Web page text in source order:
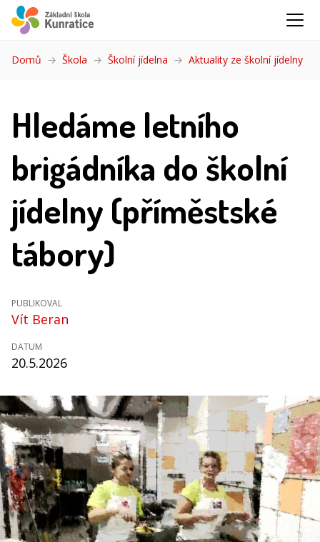
Domů Škola Školní jídelna Aktuality ze školní jídelny
Hledáme letního
brigádníka do školní
jídelny (příměstské
tábory)
PUBLIKOVAL
Vít Beran
DATUM
20.5.2026